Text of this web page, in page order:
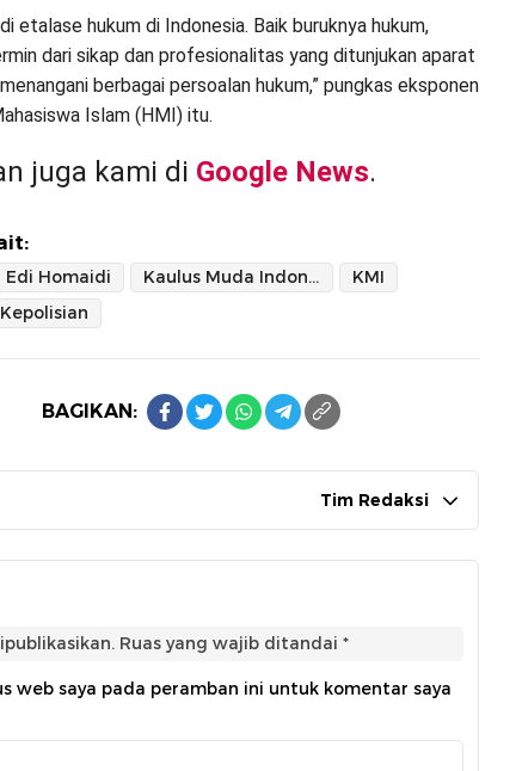
etalase hukum di Indonesia. Baik buruknya hukum,
dari sikap dan profesionalitas yang ditunjukan aparat
berbagai persoalan hukum,” pungkas eksponen
Islam (HMI) itu.
juga kami di Google News.
Edi Homaidi Kaulus Muda Indonesia
KMI
BAGIKAN:
Tim Redaksi
Ruas yang wajib ditandai *
web saya pada peramban ini untuk komentar saya